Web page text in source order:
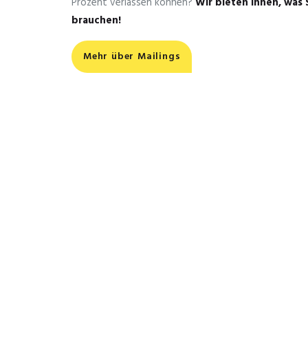
brauchen!
Mehr über Mailings